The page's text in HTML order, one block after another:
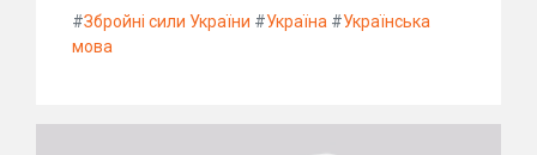
#Збройні сили України #Україна #Українська
мова